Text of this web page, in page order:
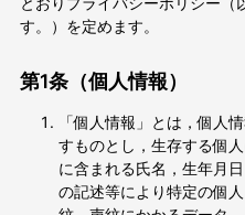
す。）を定めます。
第1条（個人情報）
「個人情報」とは，個人
すものとし，生存する個
に含まれる氏名，生年月
の記述等により特定の個